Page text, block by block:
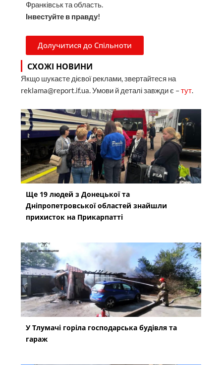
Франківськ та область.
Інвестуйте в правду!
Долучитися до Спільноти
СХОЖІ НОВИНИ
Якщо шукаєте дієвої реклами, звертайтеся на
reklama@report.if.ua. Умови й деталі завжди є –тут.
Ще 19 людей з Донецької та
Дніпропетровської областей знайшли
прихисток на Прикарпатті
У Тлумачі горіла господарська будівля та
гараж